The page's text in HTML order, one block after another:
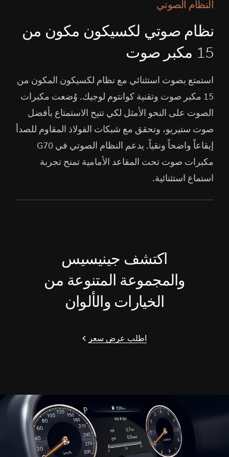
النظام الصوتي
نظام صوتي لكسيكون مكون من
15 مكبر صوت
استمتع بصوت استثنائي مع نظام لكسيكون المكون من
15 مكبر صوت وتقنية كوانتوم لوجيك. وُضعت مكبرات
الصوت على النحو الأمثل لكي تتيح الاستمتاع بأفضل
صوت ستيريو، وتحقق مع شبكات الفولاذ المقاوم للصدأ
إيقاعاً واضحاً ونقياً. يدعم النظام الصوتي في G70
مكبرات صوت تحت المقاعد الأمامية تمنح تجربة
استماع استثنائية.
اكتشف جينيسيس
والمجموعة المتنوعة من
الخيارات والألوان
اطلب عرض سعر